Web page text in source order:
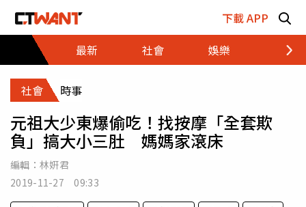
下載 APP
最新
社會 娛樂 財經
社會 時事
元祖大少東爆偷吃！找按摩「全套欺
負」搞大小三肚 媽媽家滾床
編輯： 林姸君
2019-11-27 09:33